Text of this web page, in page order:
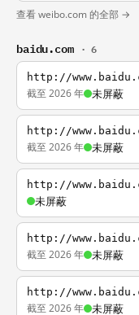
查看 weibo.com 的全部 →
baidu.com · 6
http://
截至 2026 年 未屏蔽
http://
截至 2026 年 未屏蔽
http://
未屏蔽
http://
截至 2026 年 未屏蔽
http://
截至 2026 年 未屏蔽